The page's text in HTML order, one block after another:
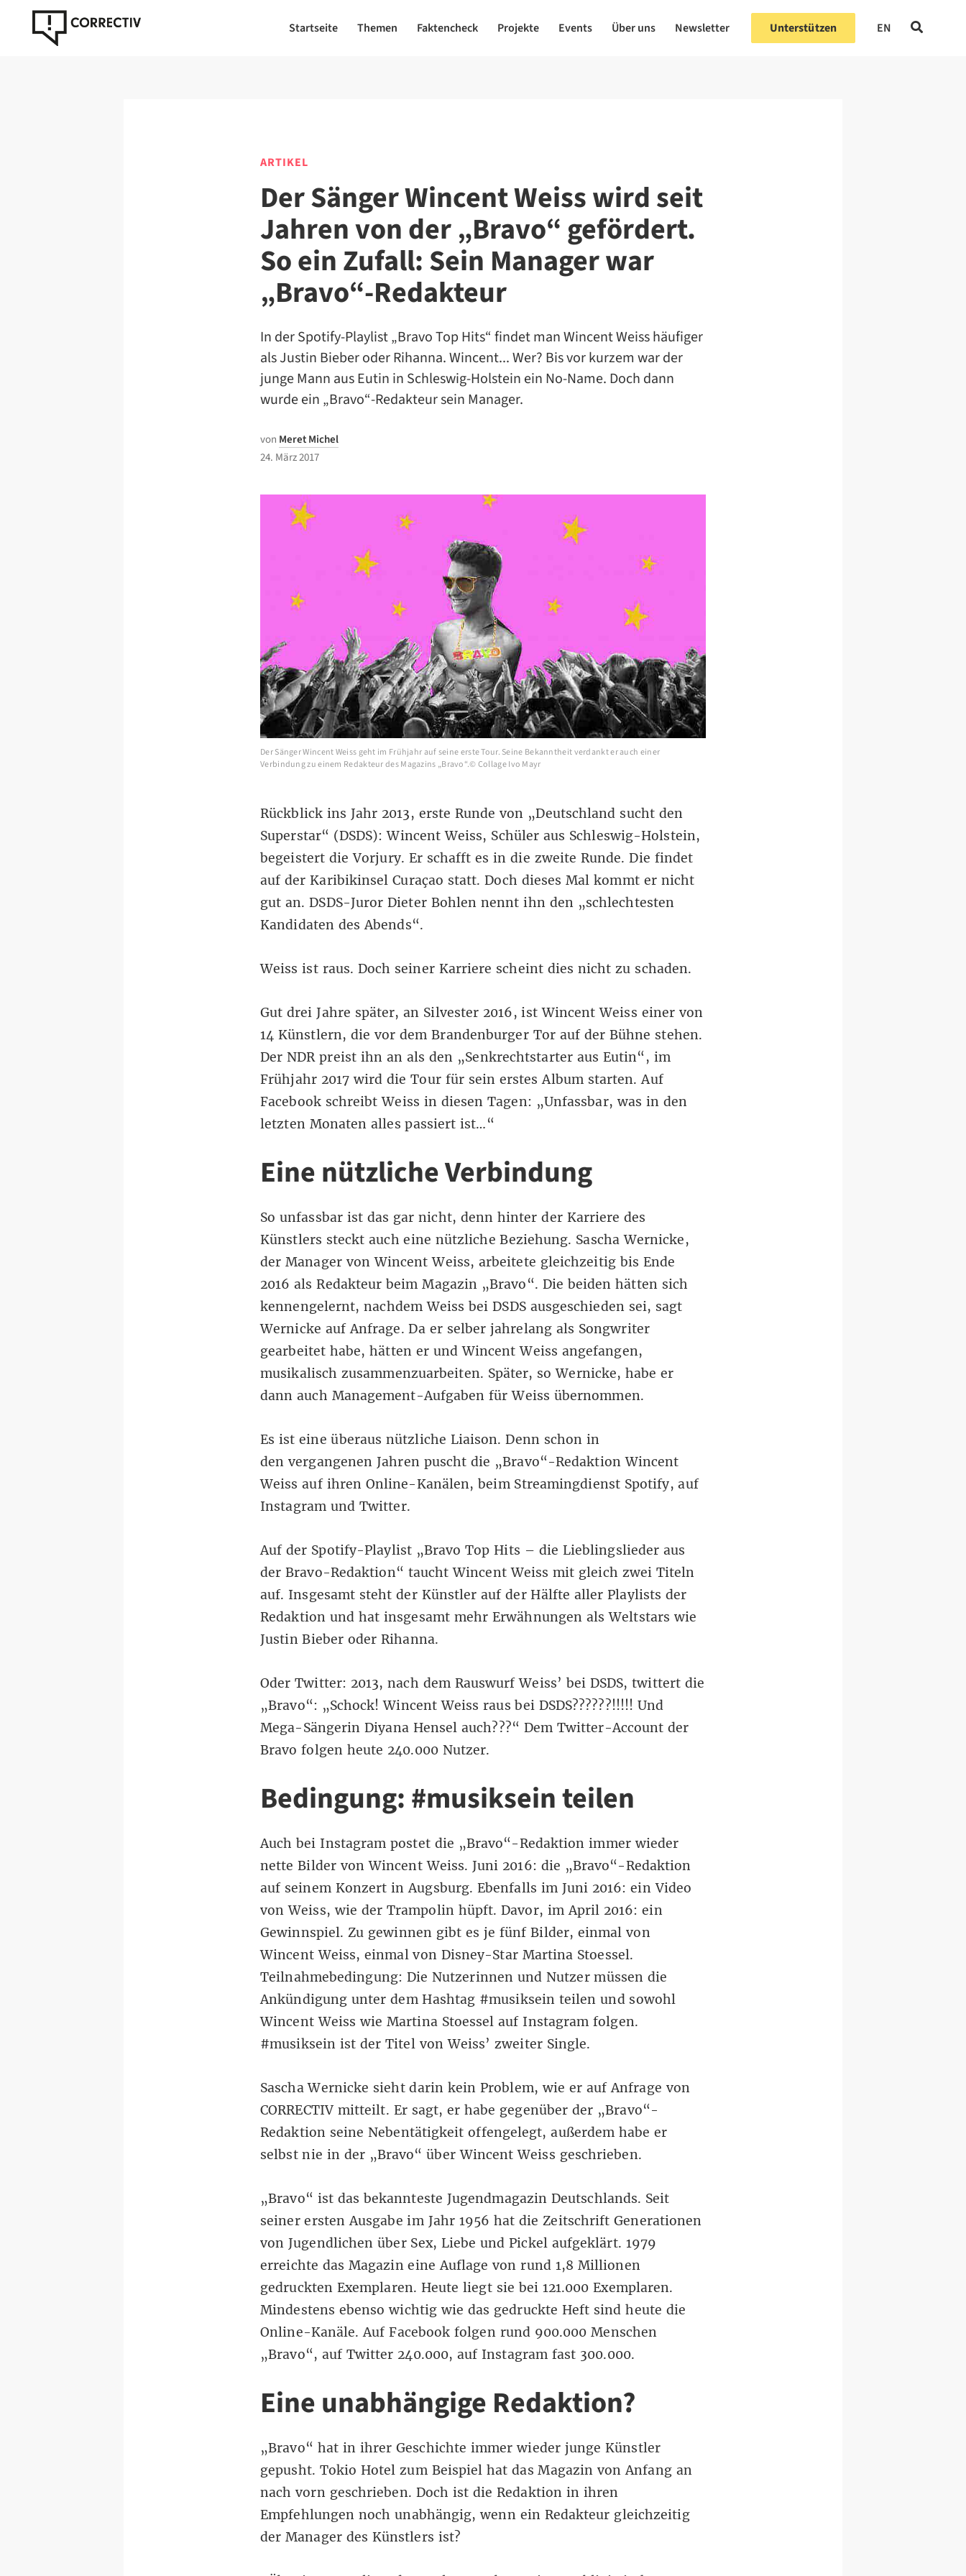
Startseite Themen Faktencheck Projekte Events Über uns Newsletter Unterstützen EN
ARTIKEL
Der Sänger Wincent Weiss wird seit
Jahren von der „Bravo“ gefördert.
So ein Zufall: Sein Manager war
„Bravo“-Redakteur
In der Spotify-Playlist „Bravo Top Hits“ findet man Wincent Weiss häufiger
als Justin Bieber oder Rihanna. Wincent... Wer? Bis vor kurzem war der
junge Mann aus Eutin in Schleswig-Holstein ein No-Name. Doch dann
wurde ein „Bravo“-Redakteur sein Manager.
von Meret Michel
24. März 2017
Der Sänger Wincent Weiss geht im Frühjahr auf seine erste Tour. Seine Bekanntheit verdankt er auch einer
Verbindung zu einem Redakteur des Magazins „Bravo“.© Collage Ivo Mayr
Rückblick ins Jahr 2013, erste Runde von „Deutschland sucht den
Superstar“ (DSDS): Wincent Weiss, Schüler aus Schleswig-Holstein,
begeistert die Vorjury. Er schafft es in die zweite Runde. Die findet
auf der Karibikinsel Curaçao statt. Doch dieses Mal kommt er nicht
gut an. DSDS-Juror Dieter Bohlen nennt ihn den „schlechtesten
Kandidaten des Abends“.
Weiss ist raus. Doch seiner Karriere scheint dies nicht zu schaden.
Gut drei Jahre später, an Silvester 2016, ist Wincent Weiss einer von
14 Künstlern, die vor dem Brandenburger Tor auf der Bühne stehen.
Der NDR preist ihn an als den „Senkrechtstarter aus Eutin“, im
Frühjahr 2017 wird die Tour für sein erstes Album starten. Auf
Facebook schreibt Weiss in diesen Tagen: „Unfassbar, was in den
letzten Monaten alles passiert ist…“
Eine nützliche Verbindung
So unfassbar ist das gar nicht, denn hinter der Karriere des
Künstlers steckt auch eine nützliche Beziehung. Sascha Wernicke,
der Manager von Wincent Weiss, arbeitete gleichzeitig bis Ende
2016 als Redakteur beim Magazin „Bravo“. Die beiden hätten sich
kennengelernt, nachdem Weiss bei DSDS ausgeschieden sei, sagt
Wernicke auf Anfrage. Da er selber jahrelang als Songwriter
gearbeitet habe, hätten er und Wincent Weiss angefangen,
musikalisch zusammenzuarbeiten. Später, so Wernicke, habe er
dann auch Management-Aufgaben für Weiss übernommen.
Es ist eine überaus nützliche Liaison. Denn schon in
den vergangenen Jahren puscht die „Bravo“-Redaktion Wincent
Weiss auf ihren Online-Kanälen, beim Streamingdienst Spotify, auf
Instagram und Twitter.
Auf der Spotify-Playlist „Bravo Top Hits – die Lieblingslieder aus
der Bravo-Redaktion“ taucht Wincent Weiss mit gleich zwei Titeln
auf. Insgesamt steht der Künstler auf der Hälfte aller Playlists der
Redaktion und hat insgesamt mehr Erwähnungen als Weltstars wie
Justin Bieber oder Rihanna.
Oder Twitter: 2013, nach dem Rauswurf Weiss’ bei DSDS, twittert die
„Bravo“: „Schock! Wincent Weiss raus bei DSDS??????!!!!! Und
Mega-Sängerin Diyana Hensel auch???“ Dem Twitter-Account der
Bravo folgen heute 240.000 Nutzer.
Bedingung: #musiksein teilen
Auch bei Instagram postet die „Bravo“-Redaktion immer wieder
nette Bilder von Wincent Weiss. Juni 2016: die „Bravo“-Redaktion
auf seinem Konzert in Augsburg. Ebenfalls im Juni 2016: ein Video
von Weiss, wie der Trampolin hüpft. Davor, im April 2016: ein
Gewinnspiel. Zu gewinnen gibt es je fünf Bilder, einmal von
Wincent Weiss, einmal von Disney-Star Martina Stoessel.
Teilnahmebedingung: Die Nutzerinnen und Nutzer müssen die
Ankündigung unter dem Hashtag #musiksein teilen und sowohl
Wincent Weiss wie Martina Stoessel auf Instagram folgen.
#musiksein ist der Titel von Weiss’ zweiter Single.
Sascha Wernicke sieht darin kein Problem, wie er auf Anfrage von
CORRECTIV mitteilt. Er sagt, er habe gegenüber der „Bravo“-
Redaktion seine Nebentätigkeit offengelegt, außerdem habe er
selbst nie in der „Bravo“ über Wincent Weiss geschrieben.
„Bravo“ ist das bekannteste Jugendmagazin Deutschlands. Seit
seiner ersten Ausgabe im Jahr 1956 hat die Zeitschrift Generationen
von Jugendlichen über Sex, Liebe und Pickel aufgeklärt. 1979
erreichte das Magazin eine Auflage von rund 1,8 Millionen
gedruckten Exemplaren. Heute liegt sie bei 121.000 Exemplaren.
Mindestens ebenso wichtig wie das gedruckte Heft sind heute die
Online-Kanäle. Auf Facebook folgen rund 900.000 Menschen
„Bravo“, auf Twitter 240.000, auf Instagram fast 300.000.
Eine unabhängige Redaktion?
„Bravo“ hat in ihrer Geschichte immer wieder junge Künstler
gepusht. Tokio Hotel zum Beispiel hat das Magazin von Anfang an
nach vorn geschrieben. Doch ist die Redaktion in ihren
Empfehlungen noch unabhängig, wenn ein Redakteur gleichzeitig
der Manager des Künstlers ist?